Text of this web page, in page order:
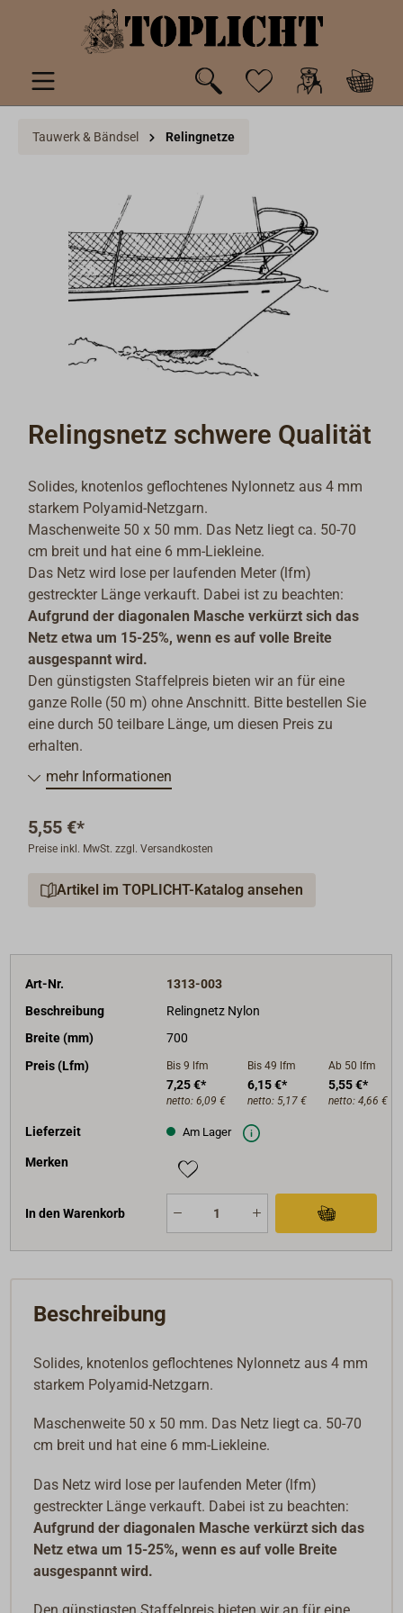
springen
Tauwerk & Bändsel Relingnetze
Relingsnetz schwere Qualität
Solides, knotenlos geflochtenes Nylonnetz aus 4 mm
starkem Polyamid-Netzgarn.
Maschenweite 50 x 50 mm. Das Netz liegt ca. 50-70
cm breit und hat eine 6 mm-Liekleine.
Das Netz wird lose per laufenden Meter (lfm)
gestreckter Länge verkauft. Dabei ist zu beachten:
Aufgrund der diagonalen Masche verkürzt sich das
Netz etwa um 15-25%, wenn es auf volle Breite
ausgespannt wird.
Den günstigsten Staffelpreis bieten wir an für eine
ganze Rolle (50 m) ohne Anschnitt. Bitte bestellen Sie
eine durch 50 teilbare Länge, um diesen Preis zu
erhalten.
mehr Informationen
5,55 €*
Preise inkl. MwSt. zzgl. Versandkosten
Artikel im TOPLICHT-Katalog ansehen
Art-Nr.
1313-003
Beschreibung
Relingnetz Nylon
Breite (mm)
700
Preis (Lfm)
Bis 9 lfm
7,25 €*
netto: 6,09 €
Bis 49 lfm
6,15 €*
netto: 5,17 €
Ab 50 lfm
5,55 €*
netto: 4,66 €
Lieferzeit Am Lager
Merken
In den Warenkorb
Beschreibung
Solides, knotenlos geflochtenes Nylonnetz aus 4 mm
starkem Polyamid-Netzgarn.
Maschenweite 50 x 50 mm. Das Netz liegt ca. 50-70
cm breit und hat eine 6 mm-Liekleine.
Das Netz wird lose per laufenden Meter (lfm)
gestreckter Länge verkauft. Dabei ist zu beachten:
Aufgrund der diagonalen Masche verkürzt sich das
Netz etwa um 15-25%, wenn es auf volle Breite
ausgespannt wird.
Den günstigsten Staffelpreis bieten wir an für eine